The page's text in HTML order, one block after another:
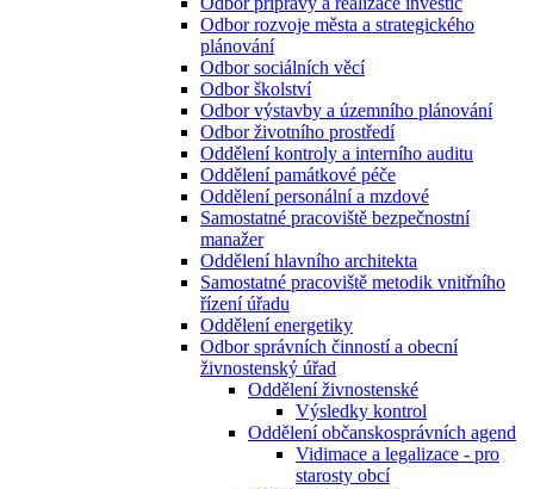
Odbor rozvoje města a strategického
plánování
Odbor sociálních věcí
Odbor školství
Odbor výstavby a územního plánování
Odbor životního prostředí
Oddělení kontroly a interního auditu
Oddělení památkové péče
Oddělení personální a mzdové
Samostatné pracoviště bezpečnostní
manažer
Oddělení hlavního architekta
Samostatné pracoviště metodik vnitřního
řízení úřadu
Oddělení energetiky
Odbor správních činností a obecní
živnostenský úřad
Oddělení živnostenské
Výsledky kontrol
Oddělení občanskosprávních agend
Vidimace a legalizace - pro
starosty obcí